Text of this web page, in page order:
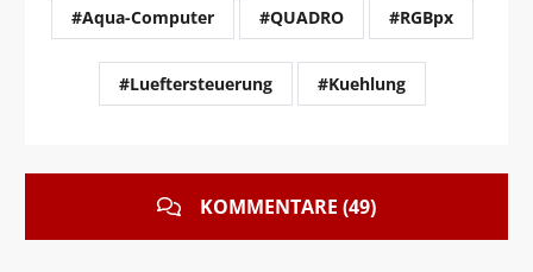
#Aqua-Computer #QUADRO #RGBpx
#Lueftersteuerung #Kuehlung
KOMMENTARE (49)